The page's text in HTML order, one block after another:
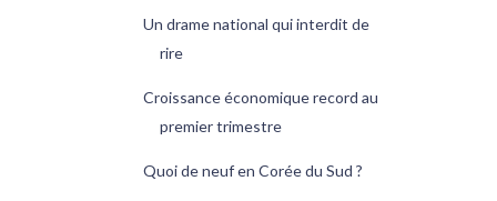
Un drame national qui interdit de
rire
Croissance économique record au
premier trimestre
Quoi de neuf en Corée du Sud ?